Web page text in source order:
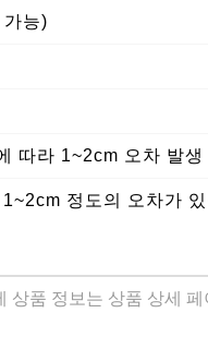
능)
따라 1~2cm 오차 발생
정도의 오차가
상품 정보는 상품 상세